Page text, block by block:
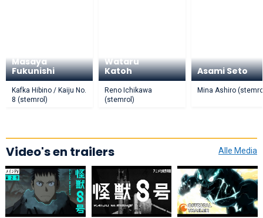
Masaya
Fukunishi
Kafka Hibino / Kaiju No.
8 (stemrol)
Wataru
Katoh
Reno Ichikawa
(stemrol)
Asami Seto
Mina Ashiro
Video's en trailers Alle Media